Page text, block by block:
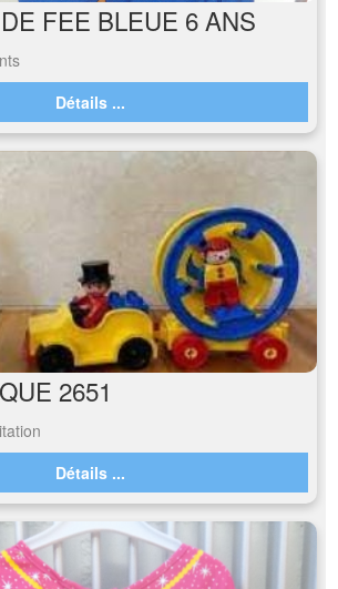
FEE BLEUE 6 ANS
Détails ...
2651
Détails ...